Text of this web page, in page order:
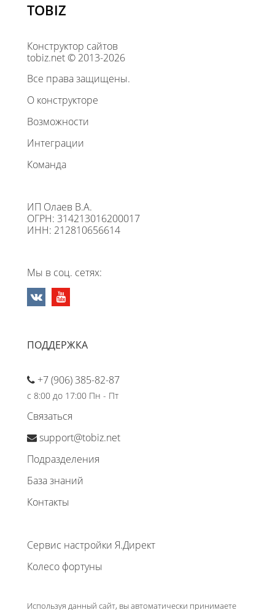
TOBIZ
Конструктор сайтов
tobiz.net © 2013-2026
Все права защищены.
О конструкторе
Возможности
Интеграции
Команда
ИП Олаев В.А.
ОГРН: 314213016200017
ИНН: 212810656614
Мы в соц. сетях:
ПОДДЕРЖКА
+7 (906) 385-82-87
с 8:00 до 17:00 Пн - Пт
Связаться
support@tobiz.net
Подразделения
База знаний
Контакты
Сервис настройки Я.Директ
Колесо фортуны
Используя данный сайт, вы автоматически принимаете